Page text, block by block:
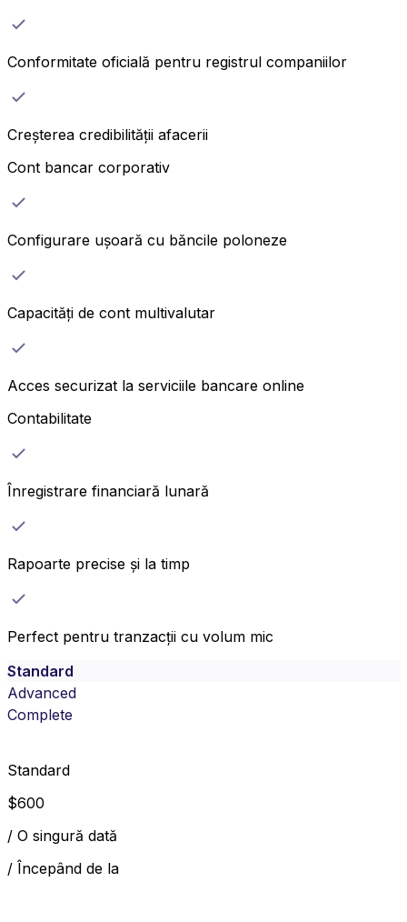
Conformitate oficială pentru registrul companiilor
Creșterea credibilității afacerii
Cont bancar corporativ
Configurare ușoară cu băncile poloneze
Capacități de cont multivalutar
Acces securizat la serviciile bancare online
Contabilitate
Înregistrare financiară lunară
Rapoarte precise și la timp
Perfect pentru tranzacții cu volum mic
Standard
Advanced
Complete
Standard
$600
/ O singură dată
/ Începând de la